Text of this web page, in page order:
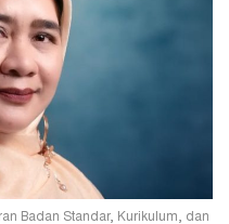
Badan Standar, Kurikulum, dan